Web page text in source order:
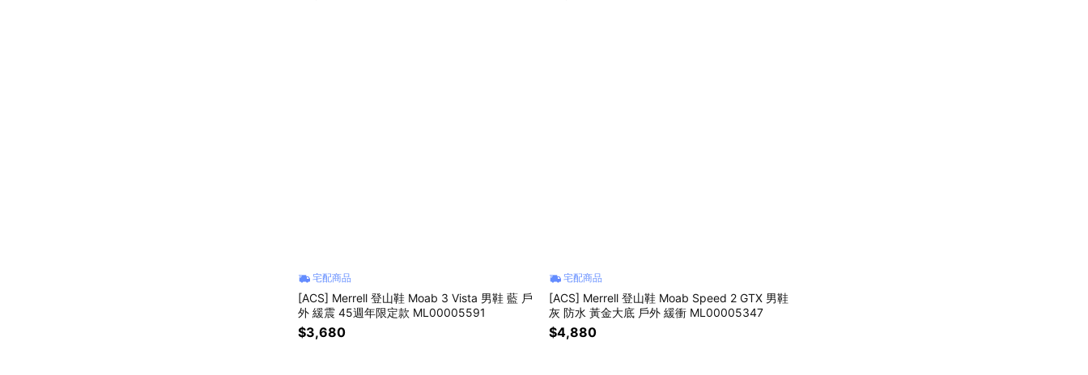
宅配商品
[ACS] Merrell 登山鞋 Moab 3 Vista 男鞋 藍 戶
外 緩震 45週年限定款 ML00005591
$3,680
宅配商品
[ACS] Merrell 登山鞋 Moab Speed 2 GTX 男鞋
灰 防水 黃金大底 戶外 緩衝 ML00005347
$4,880